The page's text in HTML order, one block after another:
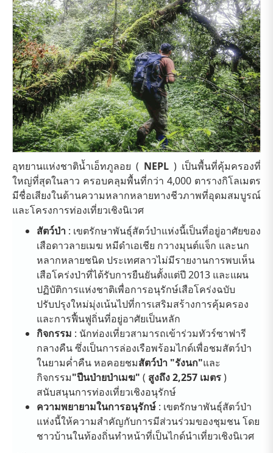
อุทยานแห่งชาติน้ำเอ็ทภูลอย ( NEPL ) เป็นพื้นที่คุ้มครองที่
ใหญ่ที่สุดในลาว ครอบคลุมพื้นที่กว่า 4,000 ตารางกิโลเมตร
มีชื่อเสียงในด้านความหลากหลายทางชีวภาพที่อุดมสมบูรณ์
และโครงการท่องเที่ยวเชิงนิเวศ
สัตว์ป่า : เขตรักษาพันธุ์สัตว์ป่าแห่งนี้เป็นที่อยู่อาศัยของ
เสือดาวลายเมฆ หมีดำเอเชีย กวางมุนต์แจ็ก และนก
หลากหลายชนิด ประเทศลาวไม่มีรายงานการพบเห็น
เสือโคร่งป่าที่ได้รับการยืนยันตั้งแต่ปี 2013 และแผน
ปฏิบัติการแห่งชาติเพื่อการอนุรักษ์เสือโคร่งฉบับ
ปรับปรุงใหม่มุ่งเน้นไปที่การเสริมสร้างการคุ้มครอง
และการฟื้นฟูถิ่นที่อยู่อาศัยเป็นหลัก
กิจกรรม : นักท่องเที่ยวสามารถเข้าร่วมทัวร์ซาฟารี
กลางคืน ซึ่งเป็นการล่องเรือพร้อมไกด์เพื่อชมสัตว์ป่า
ในยามค่ำคืน หอคอยชมสัตว์ป่า "รังนก"และ
กิจกรรม"ปีนป่ายป่าเมฆ" ( สูงถึง 2,257 เมตร)
สนับสนุนการท่องเที่ยวเชิงอนุรักษ์
ความพยายามในการอนุรักษ์ : เขตรักษาพันธุ์สัตว์ป่า
แห่งนี้ให้ความสำคัญกับการมีส่วนร่วมของชุมชน โดย
ชาวบ้านในท้องถิ่นทำหน้าที่เป็นไกด์นำเที่ยวเชิงนิเวศ